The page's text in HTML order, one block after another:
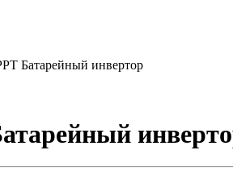
Батарейный инвертор